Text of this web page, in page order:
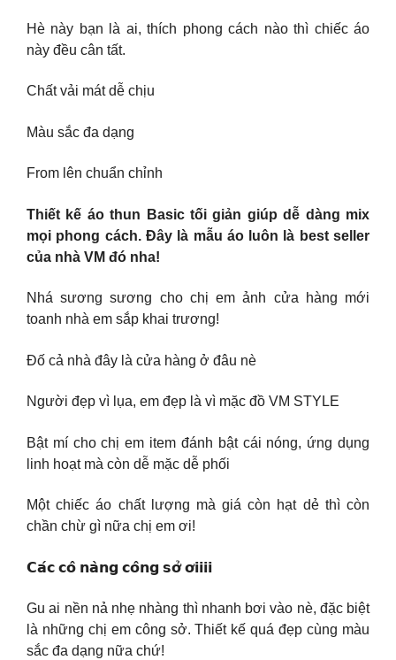
Hè này bạn là ai, thích phong cách nào thì chiếc áo
này đều cân tất.
Chất vải mát dễ chịu
Màu sắc đa dạng
From lên chuẩn chỉnh
Thiết kế áo thun Basic tối giản giúp dễ dàng mix
mọi phong cách. Đây là mẫu áo luôn là best seller
của nhà VM đó nha!
Nhá sương sương cho chị em ảnh cửa hàng mới
toanh nhà em sắp khai trương!
Đố cả nhà đây là cửa hàng ở đâu nè
Người đẹp vì lụa, em đẹp là vì mặc đồ VM STYLE
Bật mí cho chị em item đánh bật cái nóng, ứng dụng
linh hoạt mà còn dễ mặc dễ phối
Một chiếc áo chất lượng mà giá còn hạt dẻ thì còn
chần chừ gì nữa chị em ơi!
𝗖𝗮́𝗰 𝗰𝗼̂ 𝗻𝗮̀𝗻𝗴 𝗰𝗼̂𝗻𝗴 𝘀𝗼̛̉ 𝗼̛𝗶𝗶𝗶𝗶
Gu ai nền nả nhẹ nhàng thì nhanh bơi vào nè, đặc biệt
là những chị em công sở. Thiết kế quá đẹp cùng màu
sắc đa dạng nữa chứ!